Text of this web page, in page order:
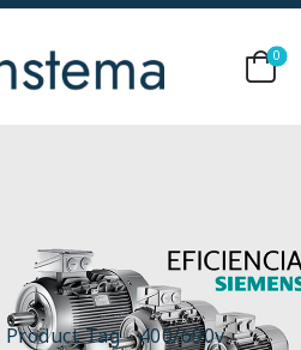
0
Product Tag - 400/690v